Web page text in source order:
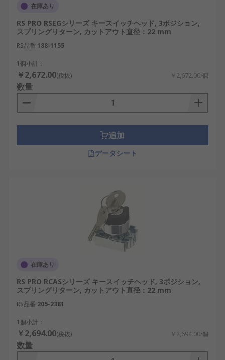
産業、インフラ、サービス分野でのさまざまな用途
向けに設計されています。自動車や公共事業、制御
システムパネルメーカー照明を制御する公共施設に
も使用されています。
在庫あり
RS PRO RSEGシリーズ キースイッチヘッド, 3ポジション,
スプリングリターン, カットアウト直径：22 mm
RS品番 188-1155
1個小計：
￥2,672.00(税抜) ￥2,672.00/個
数量
追加
データシート
在庫あり
RS PRO RCASシリーズ キースイッチヘッド, 3ポジション,
スプリングリターン, カットアウト直径：22 mm
RS品番 205-2381
1個小計：
￥2,694.00(税抜) ￥2,694.00/個
数量